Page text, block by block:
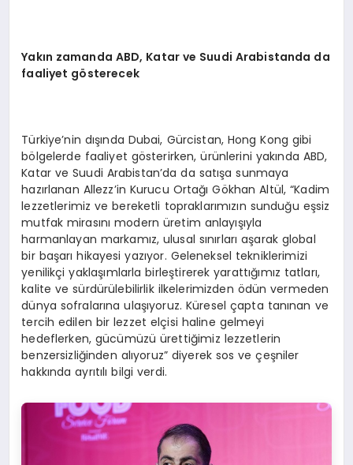
Yakın zamanda ABD, Katar ve Suudi Arabistanda da
faaliyet gösterecek
Türkiye’nin dışında Dubai, Gürcistan, Hong Kong gibi
bölgelerde faaliyet gösterirken, ürünlerini yakında ABD,
Katar ve Suudi Arabistan’da da satışa sunmaya
hazırlanan Allezz’in Kurucu Ortağı Gökhan Altül, “Kadim
lezzetlerimiz ve bereketli topraklarımızın sunduğu eşsiz
mutfak mirasını modern üretim anlayışıyla
harmanlayan markamız, ulusal sınırları aşarak global
bir başarı hikayesi yazıyor. Geleneksel tekniklerimizi
yenilikçi yaklaşımlarla birleştirerek yarattığımız tatları,
kalite ve sürdürülebilirlik ilkelerimizden ödün vermeden
dünya sofralarına ulaşıyoruz. Küresel çapta tanınan ve
tercih edilen bir lezzet elçisi haline gelmeyi
hedeflerken, gücümüzü ürettiğimiz lezzetlerin
benzersizliğinden alıyoruz” diyerek sos ve çeşniler
hakkında ayrıtılı bilgi verdi.